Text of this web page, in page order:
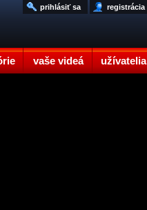
vaše videá užívatelia
registrácia
prihlásiť sa